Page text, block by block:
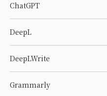
ChatGPT
DeepL
DeepLWrite
Grammarly